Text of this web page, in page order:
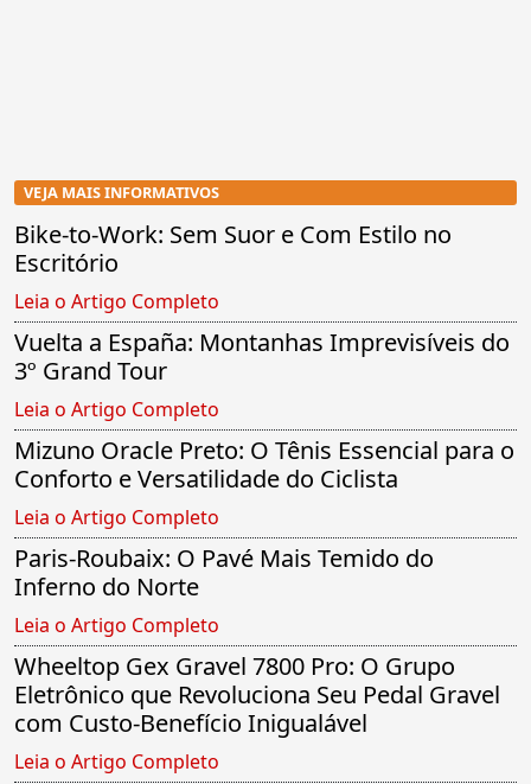
VEJA MAIS INFORMATIVOS
Bike-to-Work: Sem Suor e Com Estilo no
Escritório
Leia o Artigo Completo
Vuelta a España: Montanhas Imprevisíveis do
3º Grand Tour
Leia o Artigo Completo
Mizuno Oracle Preto: O Tênis Essencial para o
Conforto e Versatilidade do Ciclista
Leia o Artigo Completo
Paris-Roubaix: O Pavé Mais Temido do
Inferno do Norte
Leia o Artigo Completo
Wheeltop Gex Gravel 7800 Pro: O Grupo
Eletrônico que Revoluciona Seu Pedal Gravel
com Custo-Benefício Inigualável
Leia o Artigo Completo